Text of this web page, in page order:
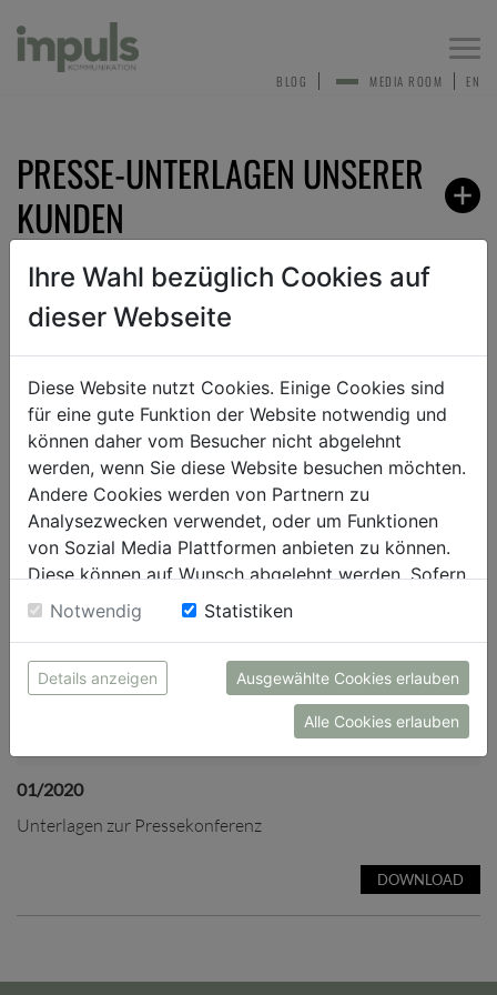
EN
MEDIA ROOM
BLOG
PRESSE-UNTERLAGEN UNSERER
KUNDEN
ZURÜCK
TEXT BILD DOKUMENT
01/2020
Unterlagen zur Pressekonferenz
DOWNLOAD
Ihre Wahl bezüglich Cookies auf
dieser Webseite
Diese Website nutzt Cookies. Einige Cookies sind
für eine gute Funktion der Website notwendig und
können daher vom Besucher nicht abgelehnt
werden, wenn Sie diese Website besuchen möchten.
Andere Cookies werden von Partnern zu
Analysezwecken verwendet, oder um Funktionen
von Sozial Media Plattformen anbieten zu können.
Diese können auf Wunsch abgelehnt werden. Sofern
sie unsere Webseite weiter nutzen, geben Sie
Einwilligung zu unseren Cookies.
Notwendig Statistiken
Details anzeigen Ausgewählte Cookies erlauben
Alle Cookies erlauben